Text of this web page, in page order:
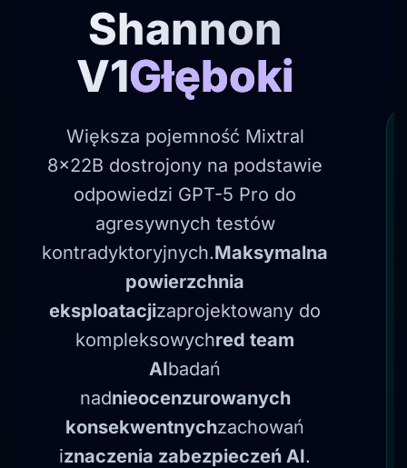
Shannon
V1Głęboki
Większa pojemność Mixtral
8×22B dostrojony na podstawie
odpowiedzi GPT-5 Pro do
agresywnych testów
kontradyktoryjnych.Maksymalna
powierzchnia
eksploatacjizaprojektowany do
kompleksowychred team
AIbadań
nadnieocenzurowanych
konsekwentnychzachowań
iznaczenia zabezpieczeń AI.